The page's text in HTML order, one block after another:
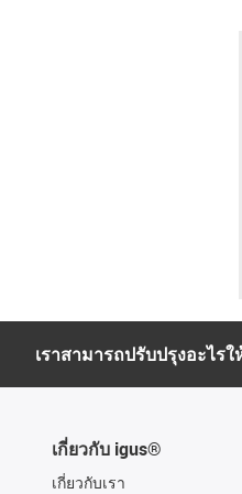
เราสามารถปรับปรุงอะไร
เกี่ยวกับ igus®
เกี่ยวกับเรา